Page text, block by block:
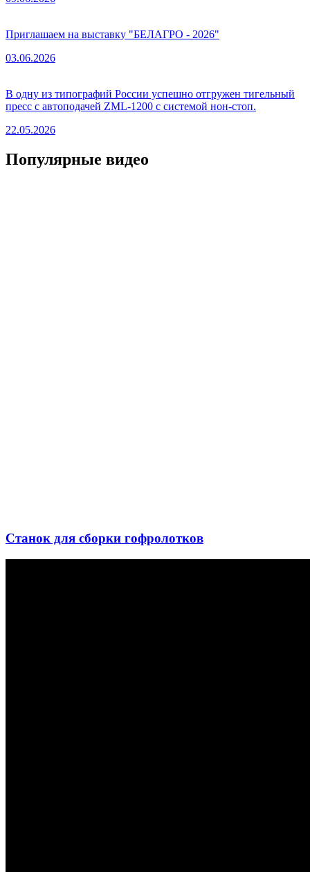
Приглашаем на выставку "БЕЛАГРО - 2026"
03.06.2026
В одну из типографий России успешно отгружен тигельный
пресс с автоподачей ZML-1200 с системой нон-стоп.
22.05.2026
Популярные видео
Станок для сборки гофролотков